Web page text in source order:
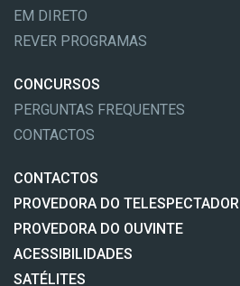
EM DIRETO
REVER PROGRAMAS
CONCURSOS
PERGUNTAS FREQUENTES
CONTACTOS
CONTACTOS
PROVEDORA DO TELESPECTADOR
PROVEDORA DO OUVINTE
ACESSIBILIDADES
SATÉLITES